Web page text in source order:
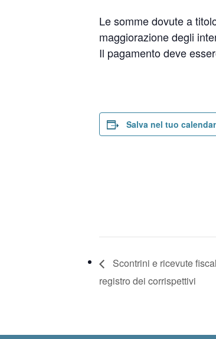
Le somme dovute a
maggiorazione degli
Il pagamento deve
Salva nel tuo
Scontrini e ricevute
registro dei corrispettivi